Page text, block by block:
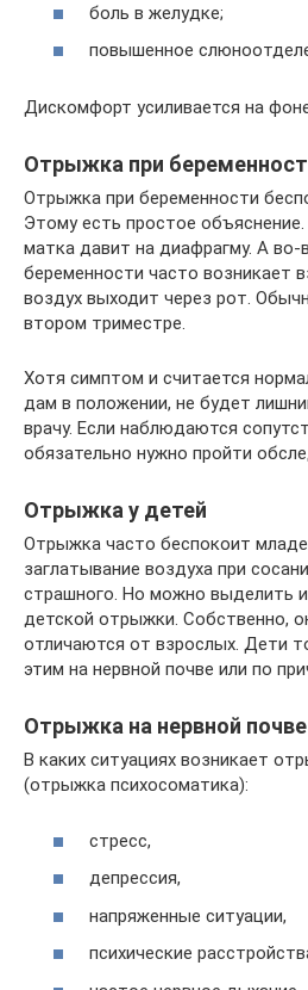
боль в желудке;
повышенное
Дискомфорт усиливается на
Отрыжка при
Отрыжка при беременности
Этому есть простое
матка давит на диафрагму. А во-
беременности часто возникает
воздух выходит через рот.
втором триместре.
Хотя симптом и считается
дам в положении, не будет
врачу. Если наблюдаются
обязательно нужно пройти
Отрыжка у детей
Отрыжка часто беспокоит
заглатывание воздуха при
страшного. Но можно выделить и
детской отрыжки. Собственно,
отличаются от взрослых. Дети
этим на нервной почве или по
Отрыжка на нервной почве
В каких ситуациях возникает
(отрыжка психосоматика):
стресс,
депрессия,
напряженные ситуации,
психические